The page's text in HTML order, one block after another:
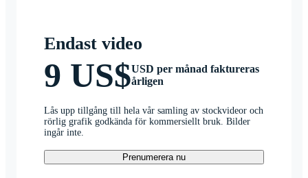
Endast video
9 US$USD per månad faktureras
årligen
Lås upp tillgång till hela vår samling av stockvideor och
rörlig grafik godkända för kommersiellt bruk. Bilder
ingår inte.
Prenumerera nu